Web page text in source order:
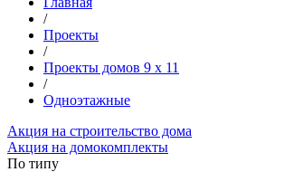
/
Проекты
/
Проекты домов 9 x 11
/
Одноэтажные
Акция на строительство дома
Акция на домокомплекты
По типу